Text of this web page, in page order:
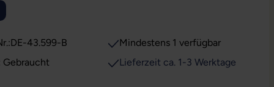
ist zurzeit nicht verfügbar.)
DE-43.599-B
Gebraucht
Mindestens 1 verfügbar
Lieferzeit ca. 1-3 Werktage